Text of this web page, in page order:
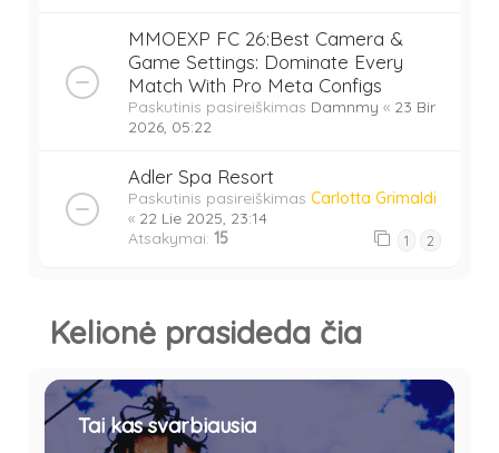
MMOEXP FC 26:Best Camera &
Game Settings: Dominate Every
Match With Pro Meta Configs
Paskutinis pasireiškimas Damnmy « 23 Bir
2026, 05:22
Adler Spa Resort
Paskutinis pasireiškimas Carlotta Grimaldi
« 22 Lie 2025, 23:14
Atsakymai: 15 1 2
Kelionė prasideda čia
Tai kas svarbiausia